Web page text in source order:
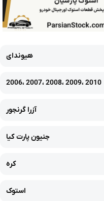
هیوندای
2006، 2007، 2008، 2009، 2010
آزرا گرنجور
جنیون پارت کیا
کره
استوک